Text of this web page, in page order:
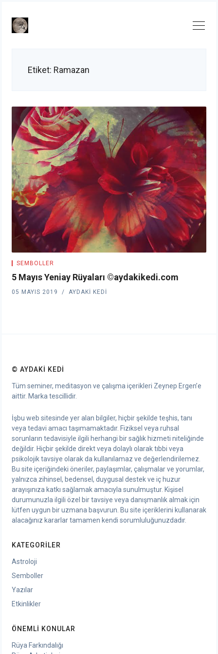
content
Etiket: Ramazan
SEMBOLLER
5 Mayıs Yeniay Rüyaları ©aydakikedi.com
05 MAYIS 2019 AYDAKI KEDI
© AYDAKI KEDI
Tüm seminer, meditasyon ve çalışma içerikleri Zeynep Ergen’e
aittir. Marka tescillidir.
İşbu web sitesinde yer alan bilgiler, hiçbir şekilde teşhis, tanı
veya tedavi amacı taşımamaktadır. Fiziksel veya ruhsal
sorunların tedavisiyle ilgili herhangi bir sağlık hizmeti niteliğinde
değildir. Hiçbir şekilde direkt veya dolaylı olarak tıbbi veya
psikolojik tavsiye olarak da kullanılamaz ve değerlendirilemez.
Bu site içeriğindeki öneriler, paylaşımlar, çalışmalar ve yorumlar,
yalnızca zihinsel, bedensel, duygusal destek ve iç huzur
arayışınıza katkı sağlamak amacıyla sunulmuştur. Kişisel
durumunuzla ilgili özel bir tavsiye veya danışmanlık almak için
lütfen uygun bir uzmana başvurun. Bu site içeriklerini kullanarak
alacağınız kararlar tamamen kendi sorumluluğunuzdadır.
KATEGORILER
Astroloji
Semboller
Yazılar
Etkinlikler
ÖNEMLI KONULAR
Rüya Farkındalığı